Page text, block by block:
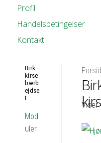
Profil
Handelsbetingelser
Kontakt
Viser
Birk –
kirse
bærb
ejdse
t
Mod
uler